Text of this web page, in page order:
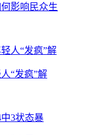
影响民众生
“发疯”解